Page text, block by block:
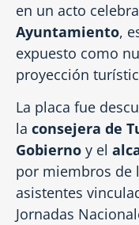
en un acto
Ayuntamiento,
expuesto como
proyección
La placa fue
la consejera de
Gobierno y el
por miembros de
asistentes
Jornadas